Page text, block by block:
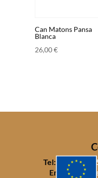
Can Matons Pansa
Blanca
26,00€
Tel: +34 971
Email: